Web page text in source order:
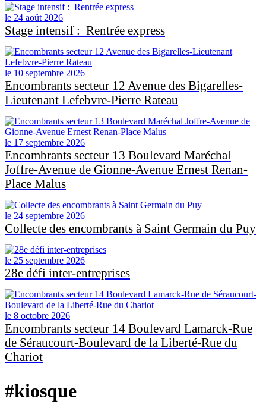
le 24 août 2026
Stage intensif : Rentrée express
le 10 septembre 2026
Encombrants secteur 12 Avenue des Bigarelles-
Lieutenant Lefebvre-Pierre Rateau
le 17 septembre 2026
Encombrants secteur 13 Boulevard Maréchal
Joffre-Avenue de Gionne-Avenue Ernest Renan-
Place Malus
le 24 septembre 2026
Collecte des encombrants à Saint Germain du Puy
le 25 septembre 2026
28e défi inter-entreprises
le 8 octobre 2026
Encombrants secteur 14 Boulevard Lamarck-Rue
de Séraucourt-Boulevard de la Liberté-Rue du
Chariot
#kiosque